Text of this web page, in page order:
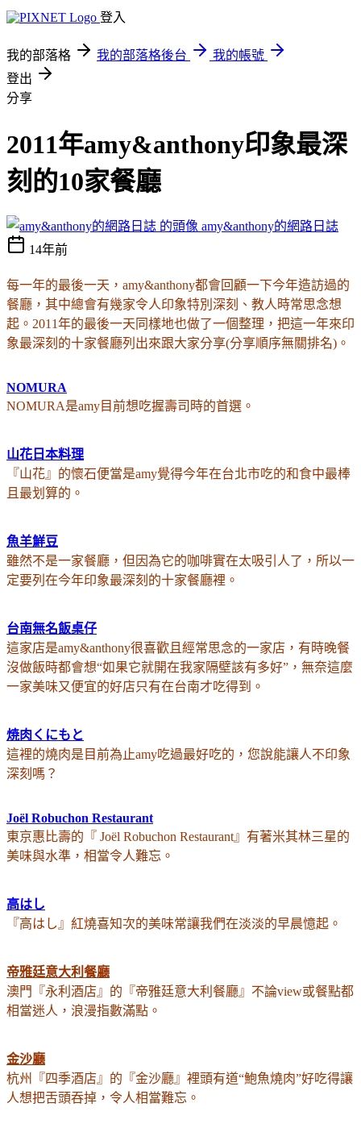
登入
我的部落格 我的部落格後台
我的帳號
登出
分享
2011年amy&anthony印象最深
刻的10家餐廳
amy&anthony的網路日誌
14年前
每一年的最後一天，amy&anthony都會回顧一下今年造訪過的
餐廳，其中總會有幾家令人印象特別深刻、教人時常思念想
起。2011年的最後一天同樣地也做了一個整理，把這一年來印
象最深刻的十家餐廳列出來跟大家分享(分享順序無關排名) 。
NOMURA
NOMURA是amy目前想吃握壽司時的首選。
山花日本料理
『山花』的懷石便當是amy覺得今年在台北市吃的和食中最棒
且最划算的。
魚羊鮮豆
雖然不是一家餐廳，但因為它的咖啡實在太吸引人了，所以一
定要列在今年印象最深刻的十家餐廳裡。
台南無名飯桌仔
這家店是amy&anthony很喜歡且經常思念的一家店，有時晚餐
沒做飯時都會想“如果它就開在我家隔壁該有多好”，無奈這麼
一家美味又便宜的好店只有在台南才吃得到。
焼肉くにもと
這裡的燒肉是目前為止amy吃過最好吃的，您說能讓人不印象
深刻嗎？
Joël Robuchon Restaurant
東京惠比壽的 『 Joël Robuchon Restaurant』有著米其林三星的
美味與水準，相當令人難忘。
高はし
『高はし』紅燒喜知次的美味常讓我們在淡淡的早晨憶起。
帝雅廷意大利餐廳
澳門
『永利酒店』的 『帝雅廷意大利餐廳』不論view或餐點都
相當迷人，浪漫指數滿點。
金沙廳
杭州
『四季酒店』的 『金沙廳』裡頭有道“鮑魚燒肉”好吃得讓
人想把舌頭吞掉，令人相當難忘。